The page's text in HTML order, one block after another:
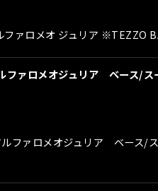
ァロメオ ジュリア ※TEZZO
ァロメオジュリア ベース/ス
ァロメオジュリア ベース/